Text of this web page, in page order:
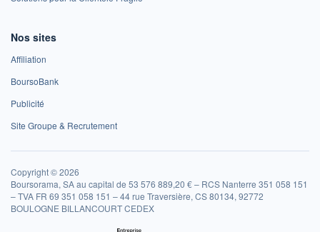
Nos sites
Affiliation
BoursoBank
Publicité
Site Groupe & Recrutement
Copyright © 2026
Boursorama, SA au capital de 53 576 889,20 € – RCS Nanterre 351 058 151
– TVA FR 69 351 058 151 – 44 rue Traversière, CS 80134, 92772
BOULOGNE BILLANCOURT CEDEX